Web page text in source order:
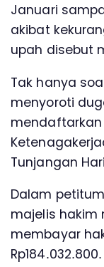
Januari
akibat
upah disebut
Tak hanya
menyoroti
mendaftarkan
Tunjangan
Dalam
majelis hakim
membayar